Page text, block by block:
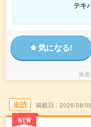
テキ
気になる!
派遣
未読
NEW
掲載日 2026/08/06